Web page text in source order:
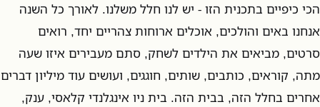
הכי כיפיים בתכנית הזו - יש לנו חלל משלנו. לאורך כל השנה
אנחנו באים והולכים, אוכלים ארוחות צהריים יחד, רואים
סרטים, מביאים את הילדים לשחק, סתם מעבירים איזו שעה
מתה, קוראים, כותבים, שותים, חוגגים, ועושים עוד מיליון דברים
אחרים בחלל הזה, בבית הזה. בית ניו אינגלנדי קלאסי, ענק,